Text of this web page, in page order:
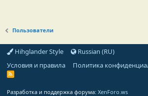
Пользователи
Hihglander Style
Russian (RU)
Условия и правила
Политика
R
Разработка и поддержка форума: XenForo.ws